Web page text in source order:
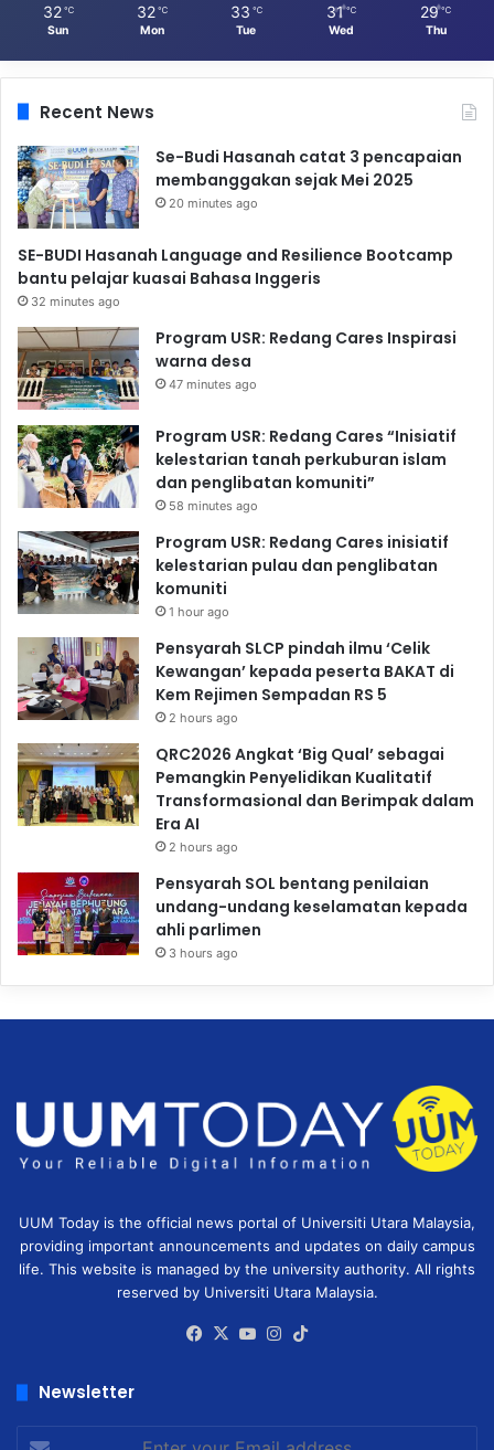
32 ℃
Sun
32 ℃
Mon
33 ℃
Tue
31 ℃
Wed
29 ℃
Thu
Recent News
Se-Budi Hasanah catat 3 pencapaian
membanggakan sejak Mei 2025
20 minutes ago
SE-BUDI Hasanah Language and Resilience Bootcamp
bantu pelajar kuasai Bahasa Inggeris
32 minutes ago
Program USR: Redang Cares Inspirasi
warna desa
47 minutes ago
Program USR: Redang Cares “Inisiatif
kelestarian tanah perkuburan islam
dan penglibatan komuniti”
58 minutes ago
Program USR: Redang Cares inisiatif
kelestarian pulau dan penglibatan
komuniti
1 hour ago
Pensyarah SLCP pindah ilmu ‘Celik
Kewangan’ kepada peserta BAKAT di
Kem Rejimen Sempadan RS 5
2 hours ago
QRC2026 Angkat ‘Big Qual’ sebagai
Pemangkin Penyelidikan Kualitatif
Transformasional dan Berimpak dalam
Era AI
2 hours ago
Pensyarah SOL bentang penilaian
undang-undang keselamatan kepada
ahli parlimen
3 hours ago
UUM Today is the official news portal of Universiti Utara Malaysia,
providing important announcements and updates on daily campus
life. This website is managed by the university authority. All rights
reserved by Universiti Utara Malaysia.
Facebook
X YouTubeInstagram
Newsletter